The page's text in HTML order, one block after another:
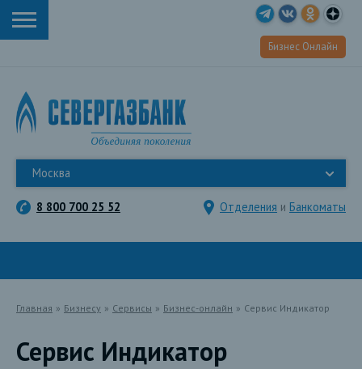
Бизнес Онлайн
Москва
8 800 700 25 52 Отделения и Банкоматы
Главная » Бизнесу » Сервисы » Бизнес-онлайн » Сервис Индикатор
Сервис Индикатор